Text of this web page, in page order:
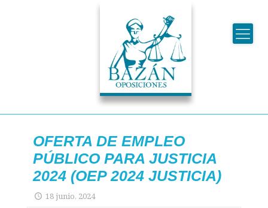
OFERTA DE EMPLEO
PÚBLICO PARA JUSTICIA
2024 (OEP 2024 JUSTICIA)
18 junio, 2024